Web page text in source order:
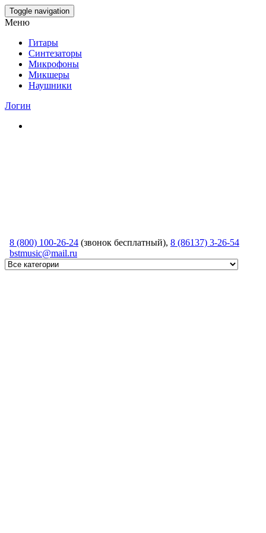
Skip
to
content
Toggle navigation
Меню
Гитары
Синтезаторы
Микрофоны
Микшеры
Наушники
Логин
8 (800) 100-26-24 (звонок бесплатный), 8 (86137) 3-26-54
bstmusic@mail.ru